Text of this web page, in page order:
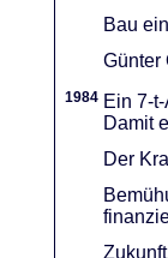
Bau
Günter
1984 Ein 7-
Damit
Der